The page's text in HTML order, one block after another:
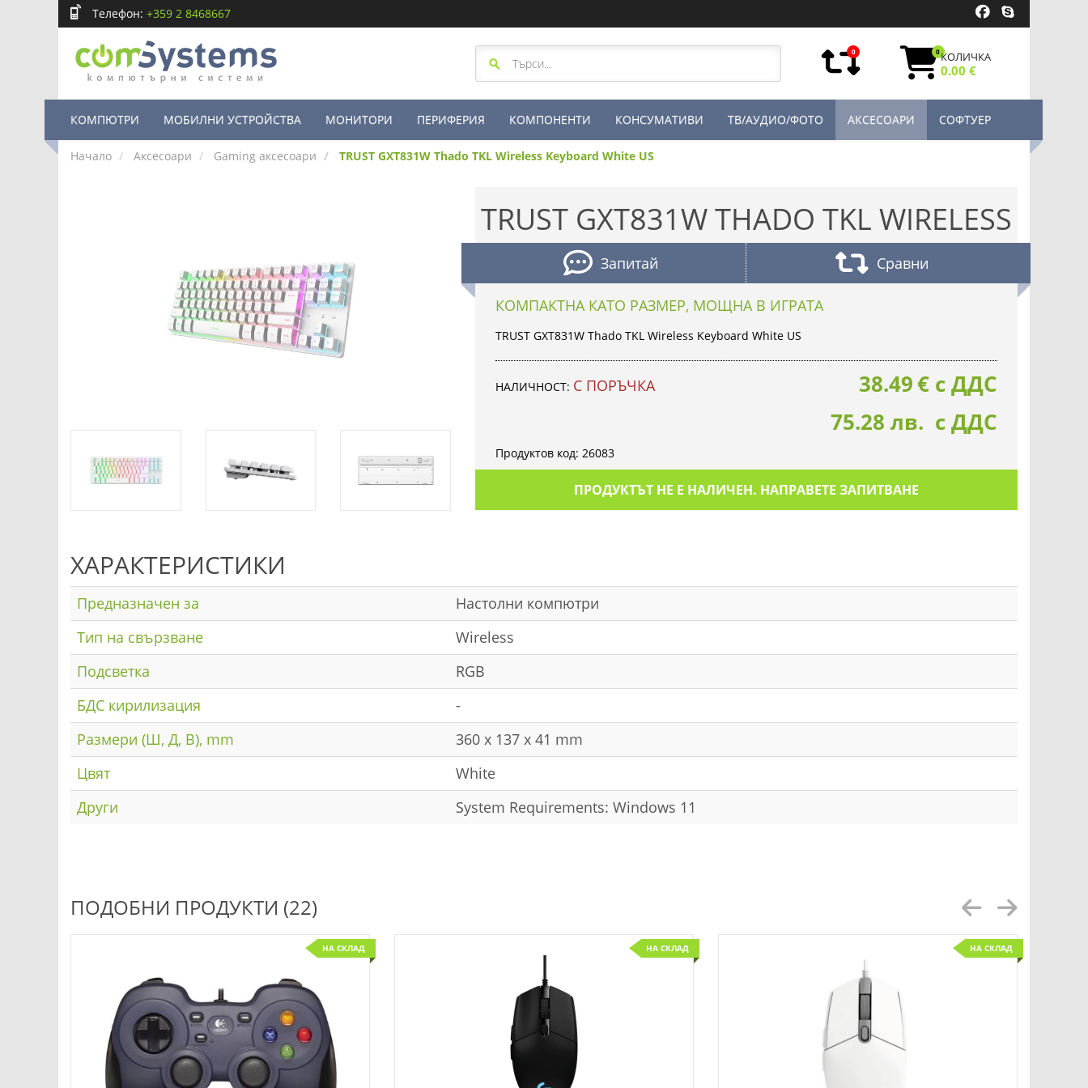
Телефон: +359 2 8468667
0 0КОЛИЧКА
0.00 €
КОМПЮТРИ МОБИЛНИ УСТРОЙСТВА МОНИТОРИ ПЕРИФЕРИЯ КОМПОНЕНТИ КОНСУМАТИВИ ТВ/АУДИО/ФОТО АКСЕСОАРИ СОФТУЕР
Начало Аксесоари Gaming аксесоари TRUST GXT831W Thado TKL Wireless Keyboard White US
TRUST GXT831W THADO TKL WIRELESS
Запитай Сравни
КОМПАКТНА КАТО РАЗМЕР, МОЩНА В ИГРАТА
TRUST GXT831W Thado TKL Wireless Keyboard White US
НАЛИЧНОСТ: С ПОРЪЧКА 38.49€ с ДДС
75.28 лв. с ДДС
Продуктов код: 26083
ПРОДУКТЪТ НЕ Е НАЛИЧЕН. НАПРАВЕТЕ ЗАПИТВАНЕ
ХАРАКТЕРИСТИКИ
Предназначен за
Настолни компютри
Тип на свързване
Wireless
Подсветка
RGB
БДС кирилизация
-
Размери (Ш, Д, В), mm
360 x 137 x 41 mm
Цвят
White
Други
System Requirements: Windows 11
ПОДОБНИ ПРОДУКТИ (22)
НА СКЛАД НА СКЛАД НА СКЛАД